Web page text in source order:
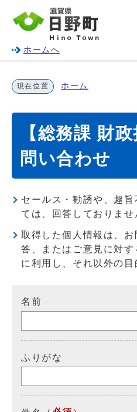
ホームへ
現在位置 ホーム
【総務課 財
問い合わせ
セールス・勧誘や、趣
ては、回答しておりませ
取得した個人情報は、お
答、またはご意見に対
に利用し、それ以外の目
名前
ふりがな